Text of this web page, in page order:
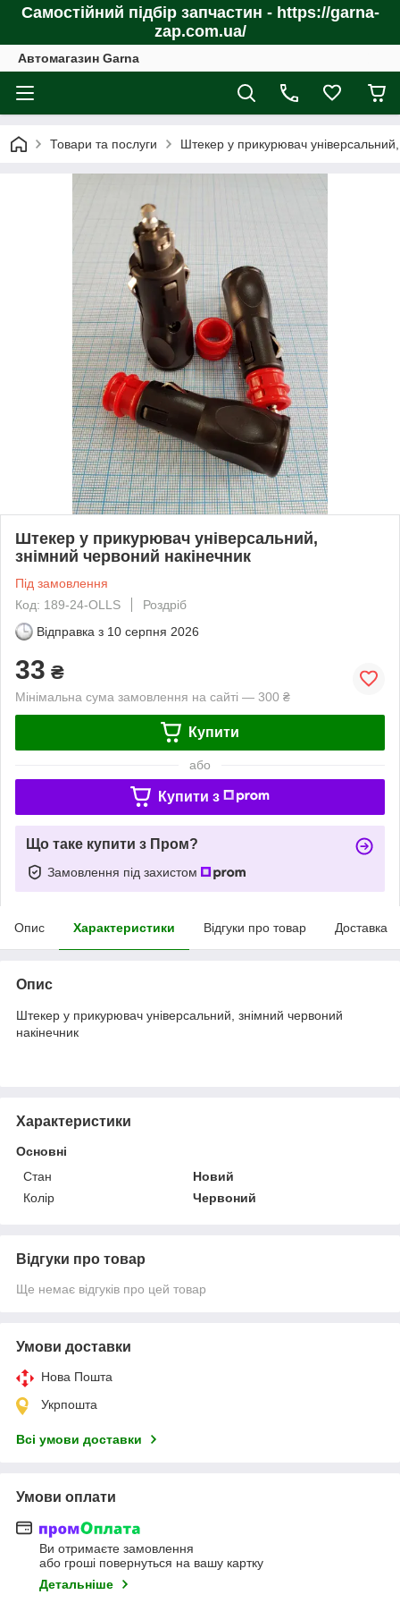
Самостійний підбір запчастин - https://garna-
zap.com.ua/
Автомагазин Garna
Товари та послуги Штекер у прикурювач
Штекер у прикурювач універсальний,
знімний червоний накінечник
Під замовлення
Код: 189-24-OLLS
Роздріб
Відправка з 10 серпня 2026
33 ₴
Мінімальна сума замовлення на сайті — 300 ₴
Купити
або
Купити з
Що таке купити з Пром?
Замовлення під захистом
Опис Характеристики Відгуки про товар Доставка
Опис
Штекер у прикурювач універсальний, знімний червоний
накінечник
Характеристики
Основні
Стан
Новий
Колір
Червоний
Відгуки про товар
Ще немає відгуків про цей товар
Умови доставки
Нова Пошта
Укрпошта
Всі умови доставки
Умови оплати
Ви отримаєте замовлення
або гроші повернуться на вашу картку
Детальніше